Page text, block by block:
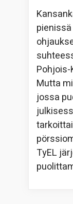
Mutta
jossa
TyEL